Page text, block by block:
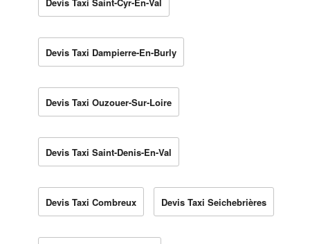
Devis Taxi Dampierre-En-Burly
Devis Taxi Ouzouer-Sur-Loire
Devis Taxi Saint-Denis-En-Val
Devis Taxi Combreux Devis Taxi Seichebrières